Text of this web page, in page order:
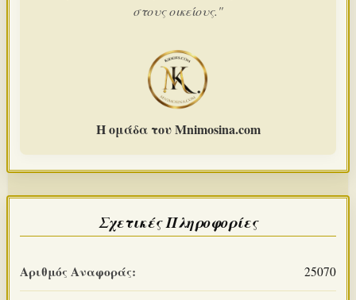
στους οικείους."
Η ομάδα του Mnimosina.com
Σχετικές Πληροφορίες
Αριθμός Αναφοράς: 25070